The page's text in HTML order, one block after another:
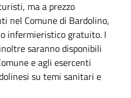
ma a prezzo
nel Comune di Bardolino,
infermieristico gratuito. I
saranno disponibili
e agli esercenti
su temi sanitari e